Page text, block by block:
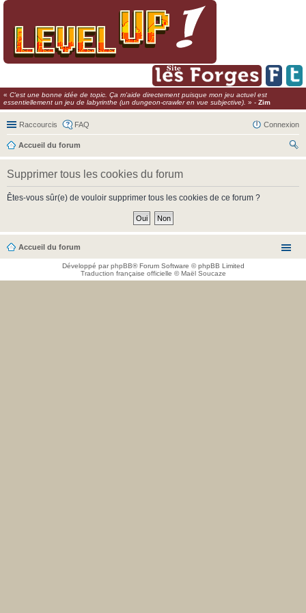
« C'est une bonne idée de topic. Ça m'aide directement puisque mon jeu actuel est
essentiellement un jeu de labyrinthe (un dungeon-crawler en vue subjective). » - Zim
Raccourcis FAQ Connexion
Accueil du forum
ec
Supprimer tous les cookies du forum
Êtes-vous sûr(e) de vouloir supprimer tous les cookies de ce forum ?
Accueil du forum
Développé parphpBB® Forum Software © phpBB Limited
Traduction française officielle ©Maël Soucaze